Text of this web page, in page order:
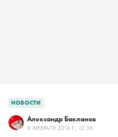
НОВОСТИ
Александр Бакланов
8 ФЕВРАЛЯ 2016 Г., 12:36